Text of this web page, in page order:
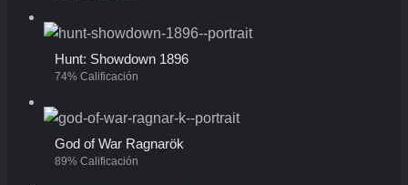
Hunt: Showdown 1896
74% Calificación
God of War Ragnarök
89% Calificación